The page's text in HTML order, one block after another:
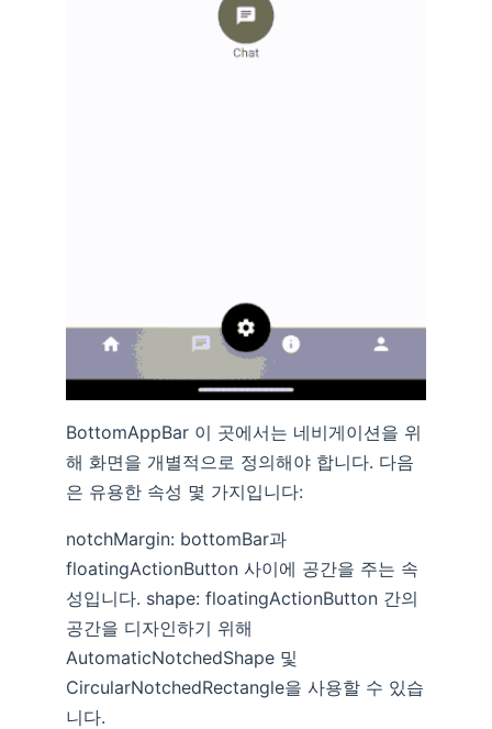
BottomAppBar 이 곳에서는 네비게이션을 위
해 화면을 개별적으로 정의해야 합니다. 다음
은 유용한 속성 몇 가지입니다:
notchMargin: bottomBar과
floatingActionButton 사이에 공간을 주는 속
성입니다. shape: floatingActionButton 간의
공간을 디자인하기 위해
AutomaticNotchedShape 및
CircularNotchedRectangle을 사용할 수 있습
니다.